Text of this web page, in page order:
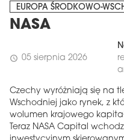
EUROPA ŚRODKOWO-
NASA
schedule 05 sierpnia 2026
Czechy wyróżniają się na
Wschodniej jako rynek, z
wolumen krajowego
Teraz NASA Capital